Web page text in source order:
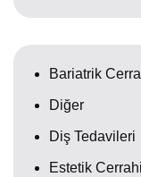
Bariatrik
Diğer
Diş Tedavileri
Estetik Cerrahi